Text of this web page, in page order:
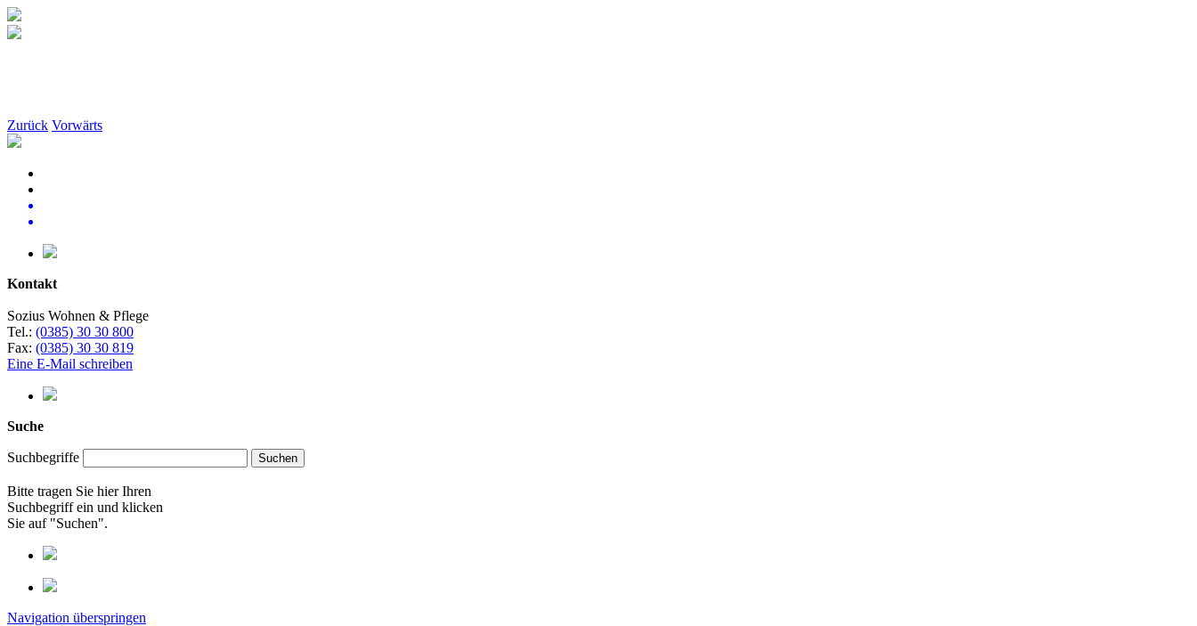
Zurück Vorwärts
Kontakt
Sozius Wohnen & Pflege
Tel.: (0385) 30 30 800
Fax: (0385) 30 30 819
Eine E-Mail schreiben
Suche
Suchbegriffe
Bitte tragen Sie hier Ihren
Suchbegriff ein und klicken
Sie auf "Suchen".
Navigation überspringen